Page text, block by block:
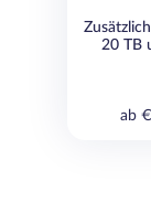
20 TB
ab €